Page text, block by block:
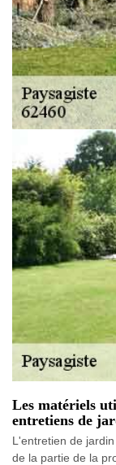
Les matériels
entretiens de
L'entretien de
de la partie de la